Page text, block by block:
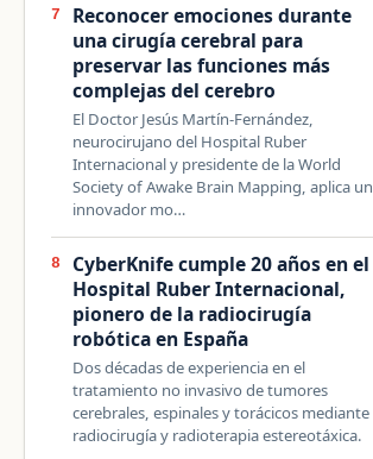
7
Reconocer emociones durante
una cirugía cerebral para
preservar las funciones más
complejas del cerebro
El Doctor Jesús Martín-Fernández,
neurocirujano del Hospital Ruber
Internacional y presidente de la World
Society of Awake Brain Mapping, aplica un
innovador mo…
8
CyberKnife cumple 20 años en el
Hospital Ruber Internacional,
pionero de la radiocirugía
robótica en España
Dos décadas de experiencia en el
tratamiento no invasivo de tumores
cerebrales, espinales y torácicos mediante
radiocirugía y radioterapia estereotáxica.